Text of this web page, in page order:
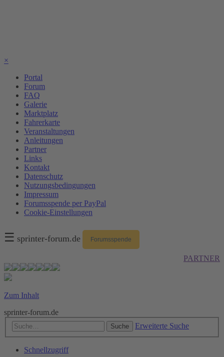
×
Portal
Forum
FAQ
Galerie
Marktplatz
Fahrerkarte
Veranstaltungen
Anleitungen
Partner
Links
Kontakt
Datenschutz
Nutzungsbedingungen
Impressum
Forumsspende per PayPal
Cookie-Einstellungen
☰ sprinter-forum.de Forumsspende
PARTNER
Zum Inhalt
sprinter-forum.de
Suche Erweiterte Suche
Schnellzugriff